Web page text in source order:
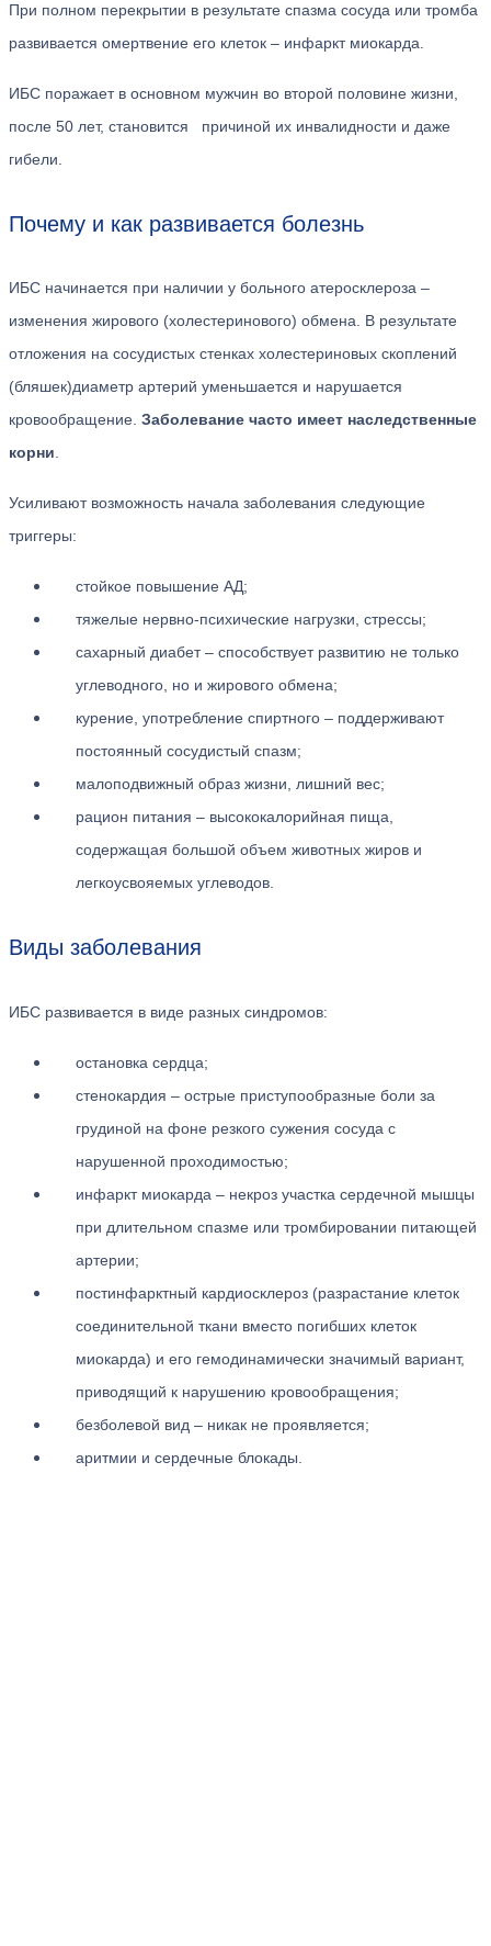
При полном перекрытии в результате спазма сосуда или тромба
развивается омертвение его клеток – инфаркт миокарда.
ИБС поражает в основном мужчин во второй половине жизни,
после 50 лет, становится причиной их инвалидности и даже
гибели.
Почему и как развивается болезнь
ИБС начинается при наличии у больного атеросклероза –
изменения жирового (холестеринового) обмена. В результате
отложения на сосудистых стенках холестериновых скоплений
(бляшек)диаметр артерий уменьшается и нарушается
кровообращение. Заболевание часто имеет наследственные
корни.
Усиливают возможность начала заболевания следующие
триггеры:
стойкое повышение АД;
тяжелые нервно-психические нагрузки, стрессы;
сахарный диабет – способствует развитию не только
углеводного, но и жирового обмена;
курение, употребление спиртного – поддерживают
постоянный сосудистый спазм;
малоподвижный образ жизни, лишний вес;
рацион питания – высококалорийная пища,
содержащая большой объем животных жиров и
легкоусвояемых углеводов.
Виды заболевания
ИБС развивается в виде разных синдромов:
остановка сердца;
стенокардия – острые приступообразные боли за
грудиной на фоне резкого сужения сосуда с
нарушенной проходимостью;
инфаркт миокарда – некроз участка сердечной мышцы
при длительном спазме или тромбировании питающей
артерии;
постинфарктный кардиосклероз (разрастание клеток
соединительной ткани вместо погибших клеток
миокарда) и его гемодинамически значимый вариант,
приводящий к нарушению кровообращения;
безболевой вид – никак не проявляется;
аритмии и сердечные блокады.